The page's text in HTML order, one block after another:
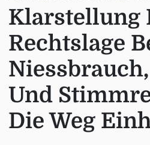
Klarstellung
Rechtslage
Und
Die Weg